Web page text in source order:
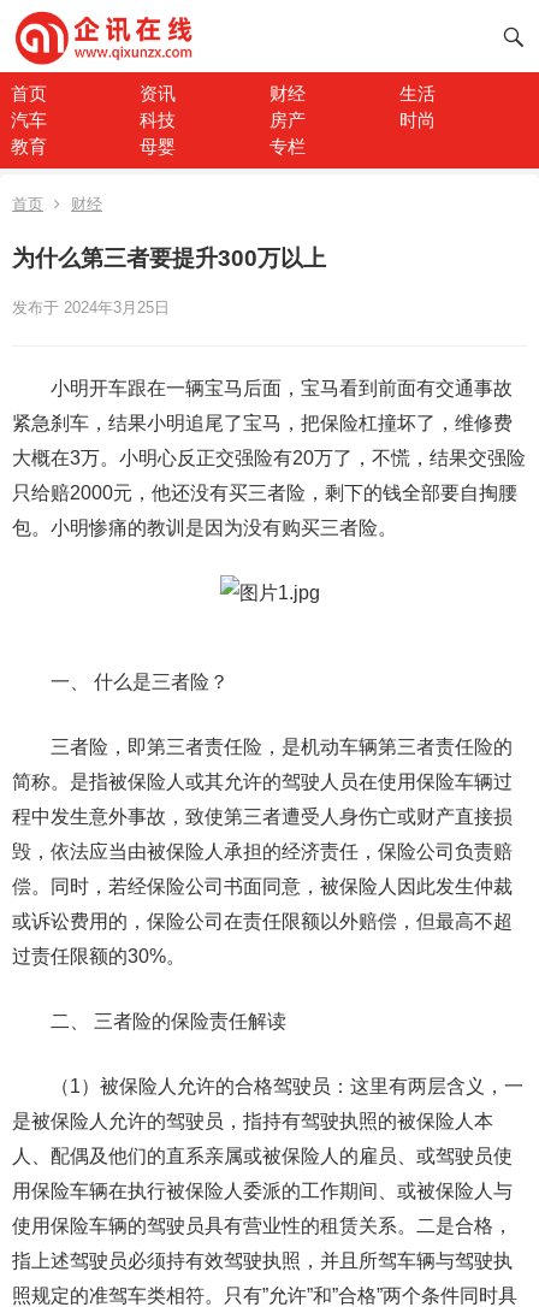
首页 资讯 财经
生活
汽车
科技 房产
时尚
教育
母婴 专栏
首页 财经
为什么第三者要提升300万以上
发布于 2024年3月25日
小明开车跟在一辆宝马后面，宝马看到前面有交通事故
紧急刹车，结果小明追尾了宝马，把保险杠撞坏了，维修费
大概在3万。小明心反正交强险有20万了，不慌，结果交强险
只给赔2000元，他还没有买三者险，剩下的钱全部要自掏腰
包。小明惨痛的教训是因为没有购买三者险。
一、 什么是三者险？
三者险，即第三者责任险，是机动车辆第三者责任险的
简称。是指被保险人或其允许的驾驶人员在使用保险车辆过
程中发生意外事故，致使第三者遭受人身伤亡或财产直接损
毁，依法应当由被保险人承担的经济责任，保险公司负责赔
偿。同时，若经保险公司书面同意，被保险人因此发生仲裁
或诉讼费用的，保险公司在责任限额以外赔偿，但最高不超
过责任限额的30%。
二、 三者险的保险责任解读
（1）被保险人允许的合格驾驶员：这里有两层含义，一
是被保险人允许的驾驶员，指持有驾驶执照的被保险人本
人、配偶及他们的直系亲属或被保险人的雇员、或驾驶员使
用保险车辆在执行被保险人委派的工作期间、或被保险人与
使用保险车辆的驾驶员具有营业性的租赁关系。二是合格，
指上述驾驶员必须持有效驾驶执照，并且所驾车辆与驾驶执
照规定的准驾车类相符。只有”允许”和”合格”两个条件同时具